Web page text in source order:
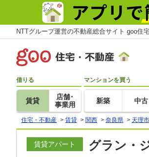
NTTグループ運営の不動産総合サイト goo住
借りる
賃貸
店舗･
事業用
マンションを買う
新築 中古
住宅・不動産 > 賃貸 > 関西 > 奈良県 > 天理市
賃貸アパート グラン・